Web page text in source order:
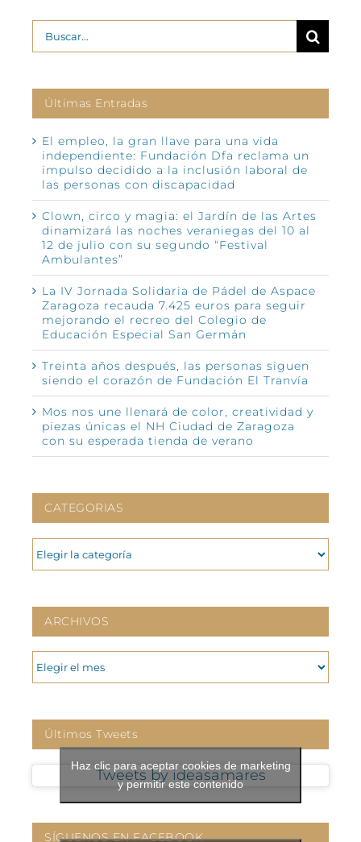
Buscar:
Últimas Entradas
El empleo, la gran llave para una vida
independiente: Fundación Dfa reclama un
impulso decidido a la inclusión laboral de
las personas con discapacidad
Clown, circo y magia: el Jardín de las Artes
dinamizará las noches veraniegas del 10 al
12 de julio con su segundo “Festival
Ambulantes”
La IV Jornada Solidaria de Pádel de Aspace
Zaragoza recauda 7.425 euros para seguir
mejorando el recreo del Colegio de
Educación Especial San Germán
Treinta años después, las personas siguen
siendo el corazón de Fundación El Tranvía
Mos nos une llenará de color, creatividad y
piezas únicas el NH Ciudad de Zaragoza
con su esperada tienda de verano
CATEGORIAS
CATEGORIAS
ARCHIVOS
ARCHIVOS
Últimos Tweets
Tweets by ideasamares
Haz clic para aceptar cookies de marketing
y permitir este contenido
SÍGUENOS EN FACEBOOK